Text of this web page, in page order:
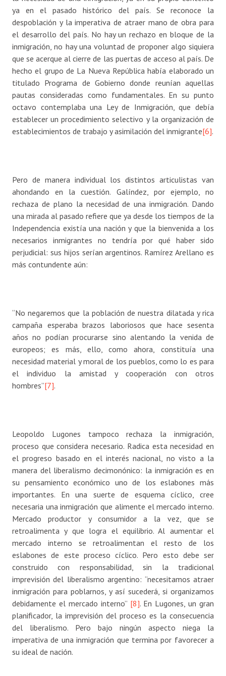
ya en el pasado histórico del país. Se reconoce la
despoblación y la imperativa de atraer mano de obra para
el desarrollo del país. No hay un rechazo en bloque de la
inmigración, no hay una voluntad de proponer algo siquiera
que se acerque al cierre de las puertas de acceso al país. De
hecho el grupo de La Nueva República había elaborado un
titulado Programa de Gobierno donde reunían aquellas
pautas consideradas como fundamentales. En su punto
octavo contemplaba una Ley de Inmigración, que debía
establecer un procedimiento selectivo y la organización de
establecimientos de trabajo y asimilación del inmigrante[6].
Pero de manera individual los distintos articulistas van
ahondando en la cuestión. Galíndez, por ejemplo, no
rechaza de plano la necesidad de una inmigración. Dando
una mirada al pasado refiere que ya desde los tiempos de la
Independencia existía una nación y que la bienvenida a los
necesarios inmigrantes no tendría por qué haber sido
perjudicial: sus hijos serían argentinos. Ramírez Arellano es
más contundente aún:
“No negaremos que la población de nuestra dilatada y rica
campaña esperaba brazos laboriosos que hace sesenta
años no podían procurarse sino alentando la venida de
europeos; es más, ello, como ahora, constituía una
necesidad material y moral de los pueblos, como lo es para
el individuo la amistad y cooperación con otros
hombres”[7].
Leopoldo Lugones tampoco rechaza la inmigración,
proceso que considera necesario. Radica esta necesidad en
el progreso basado en el interés nacional, no visto a la
manera del liberalismo decimonónico: la inmigración es en
su pensamiento económico uno de los eslabones más
importantes. En una suerte de esquema cíclico, cree
necesaria una inmigración que alimente el mercado interno.
Mercado productor y consumidor a la vez, que se
retroalimenta y que logra el equilibrio. Al aumentar el
mercado interno se retroalimentan el resto de los
eslabones de este proceso cíclico. Pero esto debe ser
construido con responsabilidad, sin la tradicional
imprevisión del liberalismo argentino: “necesitamos atraer
inmigración para poblarnos, y así sucederá, si organizamos
debidamente el mercado interno” [8]. En Lugones, un gran
planificador, la imprevisión del proceso es la consecuencia
del liberalismo. Pero bajo ningún aspecto niega la
imperativa de una inmigración que termina por favorecer a
su ideal de nación.